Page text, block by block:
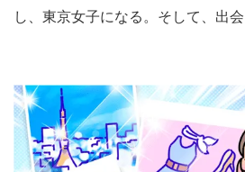
し、東京女子になる。そして、出会